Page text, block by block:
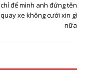
để mình anh đứng tên
xe không cưới xin gì
nữa